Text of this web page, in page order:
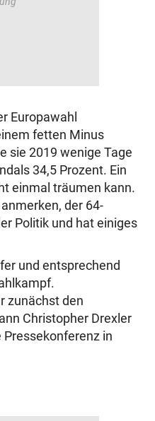
Europawahl
fetten Minus
sie 2019 wenige Tage
34,5 Prozent. Ein
einmal träumen kann.
der 64-
Politik und hat einiges
und entsprechend
zunächst den
Christopher Drexler
Pressekonferenz in